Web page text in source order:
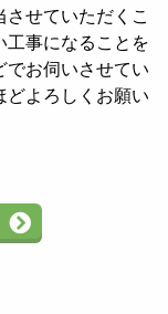
せていただくこ
工事になることを
でお伺いさせてい
どよろしくお願い